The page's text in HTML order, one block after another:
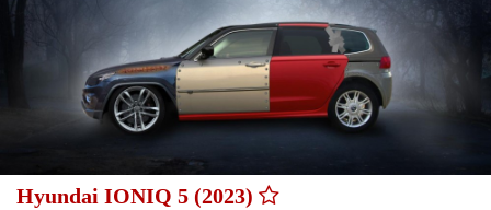
Hyundai IONIQ 5 (2023)